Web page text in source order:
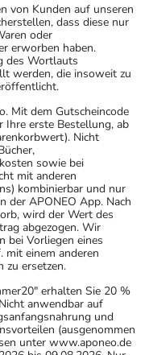
von Kunden auf unseren
dass diese nur
oder
erworben haben.
des Wortlauts
werden, die insoweit zu
Mit dem Gutscheincode
Ihre erste Bestellung, ab
Nicht
sowie bei
mit anderen
kombinierbar und nur
der APONEO App. Nach
wird der Wert des
abgezogen. Wir
bei Vorliegen eines
mit einem anderen
zu ersetzen.
erhalten Sie 20 %
anwendbar auf
und
(ausgenommen
unter www.aponeo.de